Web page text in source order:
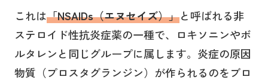
これは「NSAIDs（エヌセイズ）」と呼ばれる非
ステロイド性抗炎症薬の一種で、ロキソニンやボ
ルタレンと同じグループに属します。炎症の原因
物質（プロスタグランジン）が作られるのをブロ